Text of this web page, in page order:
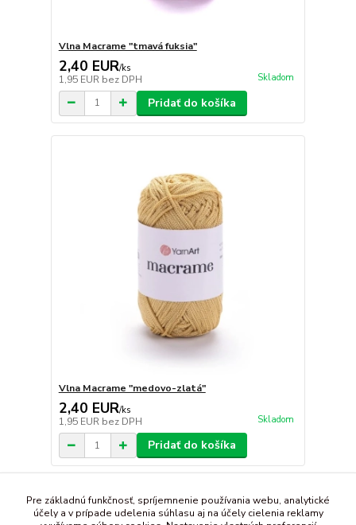
Vlna Macrame "tmavá fuksia"
2,40 EUR/ks
1,95 EUR bez DPH Skladom
Pridať do košíka
Vlna Macrame "medovo-zlatá"
2,40 EUR/ks
1,95 EUR bez DPH Skladom
Pridať do košíka
strana z 1
Pre základnú funkčnosť, spríjemnenie používania webu, analytické
účely a v prípade udelenia súhlasu aj na účely cielenia reklamy